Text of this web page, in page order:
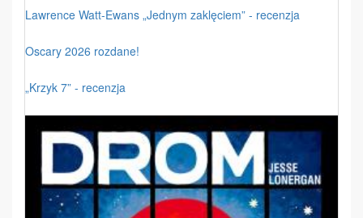
Lawrence Watt-Ewans „Jednym zaklęciem” - recenzja
Oscary 2026 rozdane!
„Krzyk 7” - recenzja